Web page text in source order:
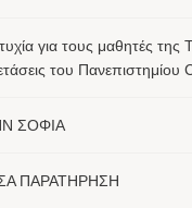
για τους μαθητές της
του
ΣΟΦΙΑ
ΠΑΡΑΤΗΡΗΣΗ